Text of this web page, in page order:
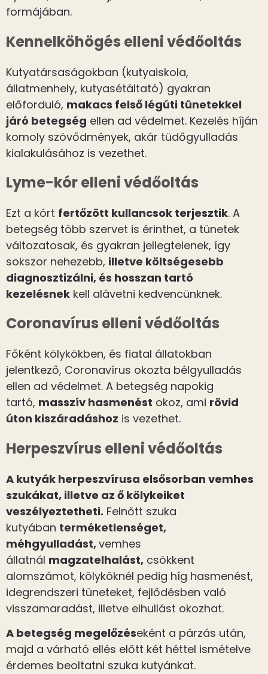
formájában.
Kennelköhögés elleni védőoltás
Kutyatársaságokban (kutyaiskola,
állatmenhely, kutyasétáltató) gyakran
előforduló, makacs felső légúti tünetekkel
járó betegség ellen ad védelmet. Kezelés híján
komoly szövődmények, akár tüdőgyulladás
kialakulásához is vezethet.
Lyme-kór elleni védőoltás
Ezt a kórt fertőzött kullancsok terjesztik. A
betegség több szervet is érinthet, a tünetek
változatosak, és gyakran jellegtelenek, így
sokszor nehezebb, illetve költségesebb
diagnosztizálni, és hosszan tartó
kezelésnek kell alávetni kedvencünknek.
Coronavírus elleni védőoltás
Főként kölykökben, és fiatal állatokban
jelentkező, Coronavírus okozta bélgyulladás
ellen ad védelmet. A betegség napokig
tartó, masszív hasmenést okoz, ami rövid
úton kiszáradáshoz is vezethet.
Herpeszvírus elleni védőoltás
A kutyák herpeszvírusa elsősorban vemhes
szukákat, illetve az ő kölykeiket
veszélyeztetheti. Felnőtt szuka
kutyában terméketlenséget,
méhgyulladást,vemhes
állatnál magzatelhalást, csökkent
alomszámot, kölyköknél pedig híg hasmenést,
idegrendszeri tüneteket, fejlődésben való
visszamaradást, illetve elhullást okozhat.
A betegség megelőzéseként a párzás után,
majd a várható ellés előtt két héttel ismételve
érdemes beoltatni szuka kutyánkat.